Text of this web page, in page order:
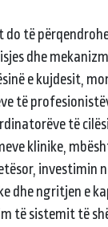
të
dhe
e kujdesit,
të
të
klinike,
investimin
dhe ngritjen e
të sistemit të